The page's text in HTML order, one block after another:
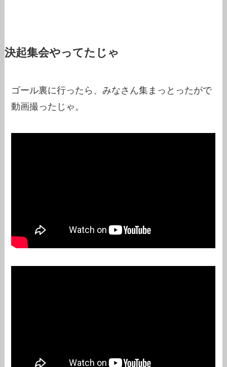
決起集会やってたじゃ
ゴール裏に行ったら、みなさん集まっとったがで
動画撮ったじゃ。